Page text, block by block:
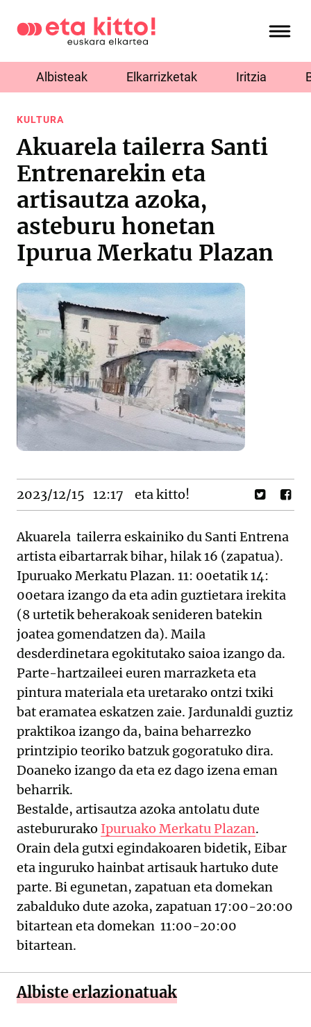
Albisteak Elkarrizketak Iritzia
KULTURA
Akuarela tailerra Santi
Entrenarekin eta
artisautza azoka,
asteburu honetan
Ipurua Merkatu Plazan
2023/12/15 12:17 eta kitto!
Akuarela tailerra eskainiko du Santi Entrena
artista eibartarrak bihar, hilak 16 (zapatua).
Ipuruako Merkatu Plazan. 11: 00etatik 14:
00etara izango da eta adin guztietara irekita
(8 urtetik beherakoak senideren batekin
joatea gomendatzen da). Maila
desderdinetara egokitutako saioa izango da.
Parte-hartzaileei euren marrazketa eta
pintura materiala eta uretarako ontzi txiki
bat eramatea eskatzen zaie. Jardunaldi guztiz
praktikoa izango da, baina beharrezko
printzipio teoriko batzuk gogoratuko dira.
Doaneko izango da eta ez dago izena eman
beharrik.
Bestalde, artisautza azoka antolatu dute
astebururako Ipuruako Merkatu Plazan.
Orain dela gutxi egindakoaren bidetik, Eibar
eta inguruko hainbat artisauk hartuko dute
parte. Bi egunetan, zapatuan eta domekan
zabalduko dute azoka, zapatuan 17:00-20:00
bitartean eta domekan 11:00-20:00
bitartean.
Albiste erlazionatuak